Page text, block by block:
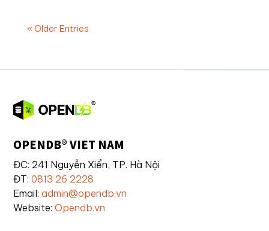
« Older Entries
OPENDB® VIET NAM
ĐC: 241 Nguyễn Xiển, TP. Hà Nội
ĐT:0813 26 2228
Email:admin@opendb.vn
Website:Opendb.vn